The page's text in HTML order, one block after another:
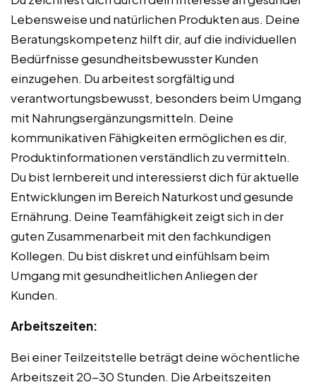
Lebensweise und natürlichen Produkten aus. Deine
Beratungskompetenz hilft dir, auf die individuellen
Bedürfnisse gesundheitsbewusster Kunden
einzugehen. Du arbeitest sorgfältig und
verantwortungsbewusst, besonders beim Umgang
mit Nahrungsergänzungsmitteln. Deine
kommunikativen Fähigkeiten ermöglichen es dir,
Produktinformationen verständlich zu vermitteln.
Du bist lernbereit und interessierst dich für aktuelle
Entwicklungen im Bereich Naturkost und gesunde
Ernährung. Deine Teamfähigkeit zeigt sich in der
guten Zusammenarbeit mit den fachkundigen
Kollegen. Du bist diskret und einfühlsam beim
Umgang mit gesundheitlichen Anliegen der
Kunden.
Arbeitszeiten:
Bei einer Teilzeitstelle beträgt deine wöchentliche
Arbeitszeit 20-30 Stunden. Die Arbeitszeiten